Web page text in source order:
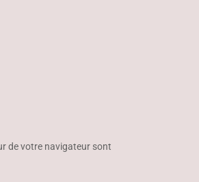
de votre navigateur sont